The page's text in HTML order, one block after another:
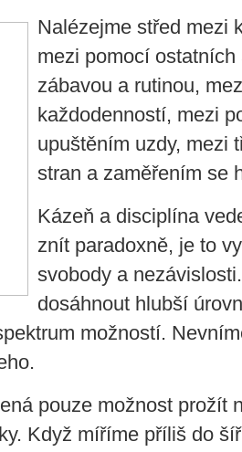
Nalézejme střed mezi
mezi pomocí
zábavou a rutinou,
každodenností, mezi
upuštěním uzdy, mezi
stran a zaměřením se
Kázeň a disciplína
znít paradoxně, je to
svobody a
dosáhnout hlubší
možností.
pouze možnost prožít
Když míříme příliš do